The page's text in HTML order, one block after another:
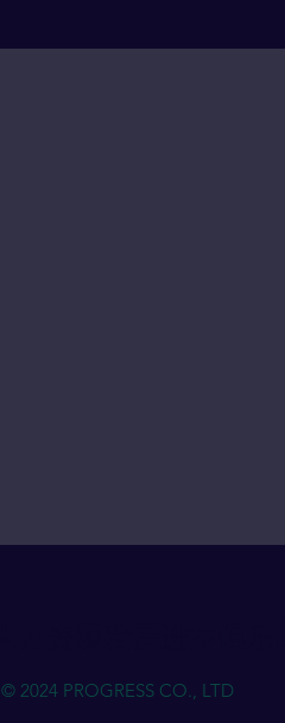
© 2024 PROGRESS CO., LTD